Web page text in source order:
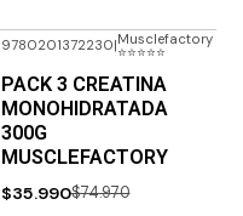
i
d
a
d
9780201372230|Musclefactory
⭐⭐⭐⭐⭐
PACK 3 CREATINA
MONOHIDRATADA
300G
MUSCLEFACTORY
$35.990$74.970